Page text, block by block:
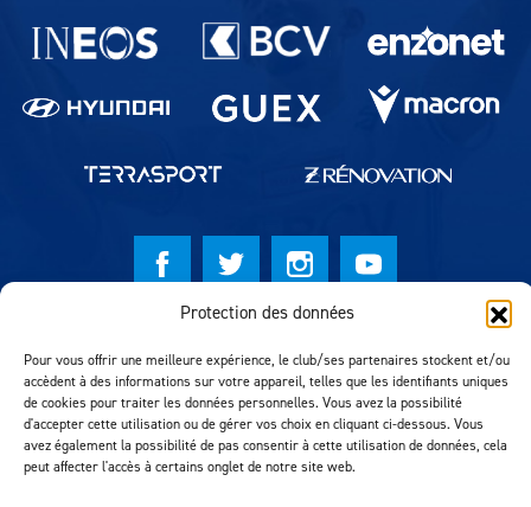
Protection des données
Pour vous offrir une meilleure expérience, le club/ses partenaires stockent et/ou
accèdent à des informations sur votre appareil, telles que les identifiants uniques
de cookies pour traiter les données personnelles. Vous avez la possibilité
d'accepter cette utilisation ou de gérer vos choix en cliquant ci-dessous. Vous
avez également la possibilité de pas consentir à cette utilisation de données, cela
peut affecter l'accès à certains onglet de notre site web.
Partenaires du lausanne-Sport
Réalisation MTM Agency